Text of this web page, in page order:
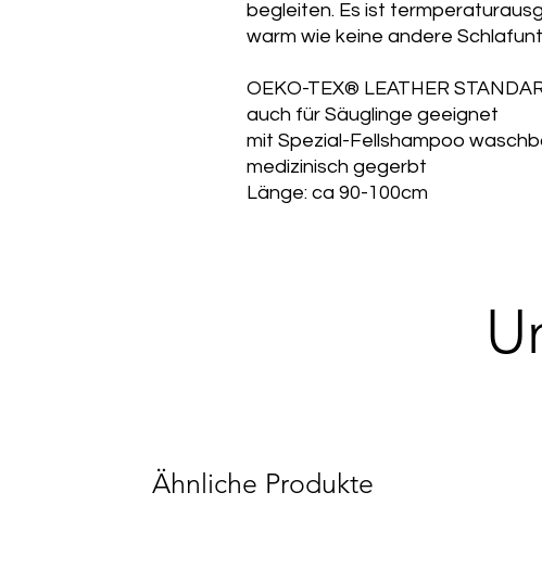
begleiten. Es ist
warm wie keine andere
OEKO-TEX® LEATHER
auch für Säuglinge geeignet
mit Spezial-Fellshampoo
medizinisch gegerbt
Länge: ca 90-100cm
Ähnliche Produkte